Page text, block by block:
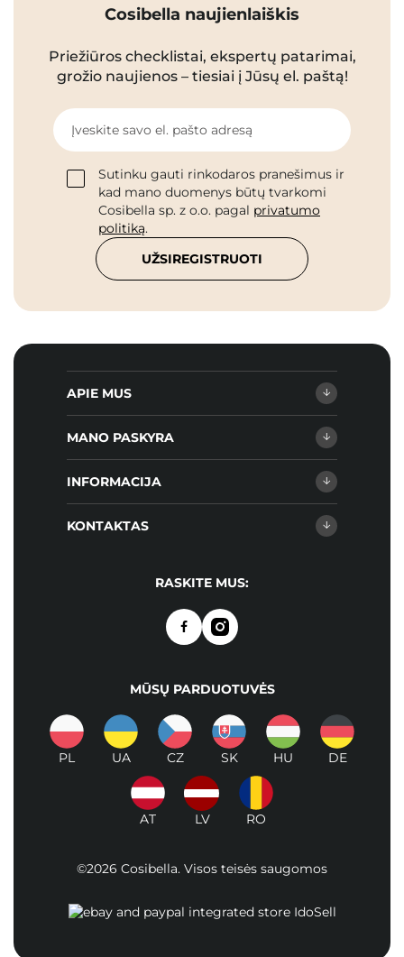
Cosibella naujienlaiškis
Priežiūros checklistai, ekspertų patarimai,
grožio naujienos – tiesiai į Jūsų el. paštą!
Įveskite savo el. pašto adresą
Sutinku gauti rinkodaros pranešimus ir
kad mano duomenys būtų tvarkomi
Cosibella sp. z o.o. pagal privatumo
politiką.
UŽSIREGISTRUOTI
APIE MUS
MANO PASKYRA
INFORMACIJA
KONTAKTAS
RASKITE MUS:
MŪSŲ PARDUOTUVĖS
PL UA CZ SK HU DE
AT LV RO
©2026 Cosibella. Visos teisės saugomos